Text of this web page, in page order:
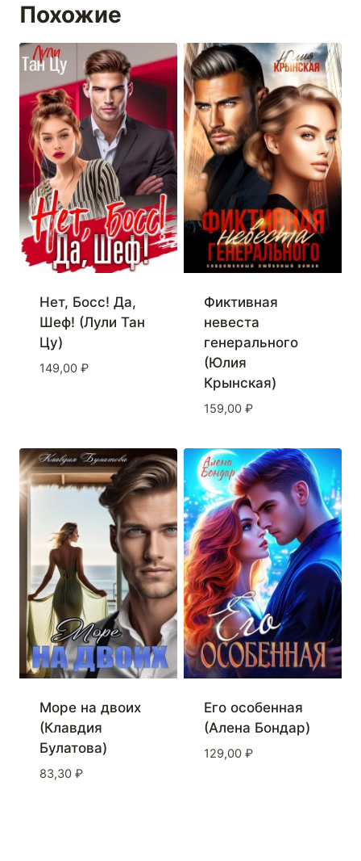
Похожие
Нет, Босс! Да,
Шеф! (Лули Тан
Цу)
149,00 ₽
Фиктивная
невеста
генерального
(Юлия
Крынская)
159,00 ₽
Море на двоих
(Клавдия
Булатова)
83,30 ₽
Его особенная
(Алена Бондар)
129,00 ₽